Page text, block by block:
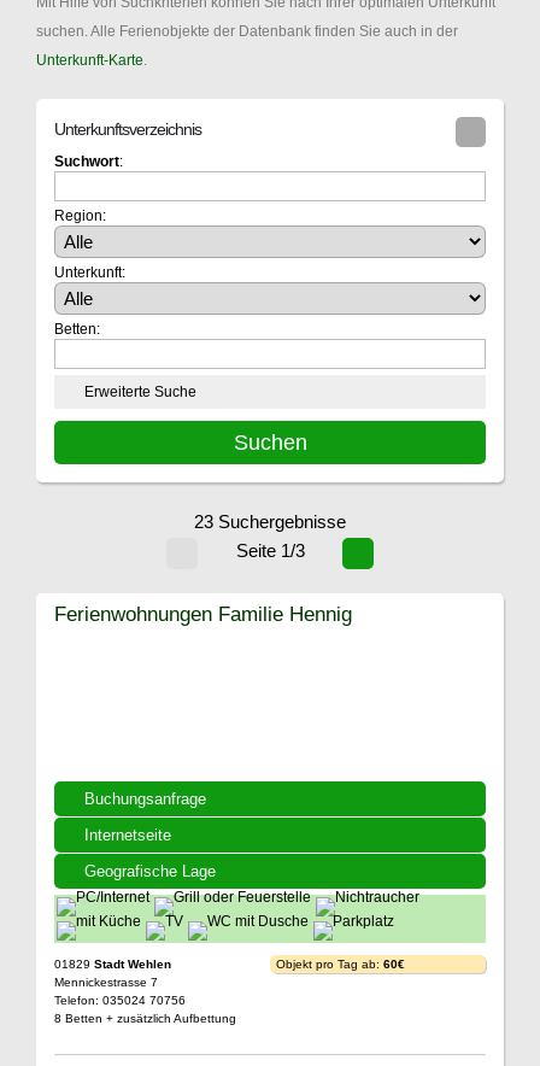
suchen. Alle Ferienobjekte der Datenbank finden Sie auch in der
Unterkunft-Karte
Unterkunftsverzeichnis
Suchwort:
Region:
Unterkunft:
Betten:
Erweiterte Suche
23 Suchergebnisse
Seite 1/3
Buchungsanfrage
Internetseite
Geografische Lage
Ferienwohnungen Familie Hennig
01829 Stadt Wehlen
Mennickestrasse 7
Telefon: 035024 70756
8 Betten + zusätzlich Aufbettung
Objekt pro Tag ab: 60€